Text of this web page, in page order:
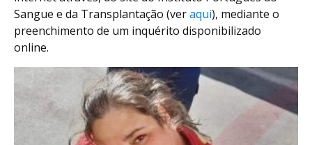
Sangue e da Transplantação (veraqui), mediante o
preenchimento de um inquérito disponibilizado
online.